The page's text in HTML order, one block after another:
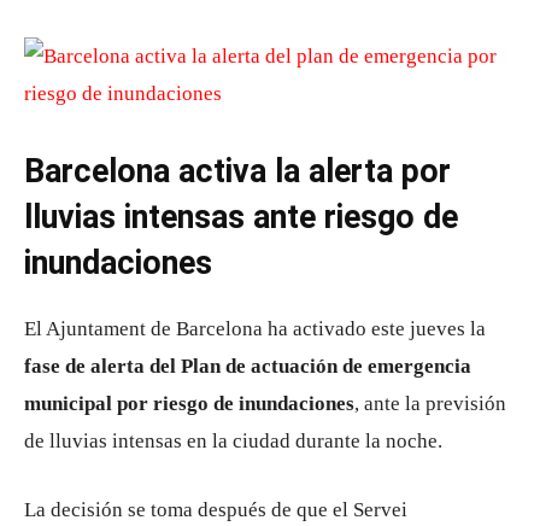
Barcelona activa la alerta por
lluvias intensas ante riesgo de
inundaciones
ElAjuntament de Barcelona ha activado este jueves la
fase de alerta del Plan de actuación de emergencia
municipal por riesgo de inundaciones, ante la previsión
de lluvias intensas en la ciudad durante la noche.
La decisión se toma después de que el Servei